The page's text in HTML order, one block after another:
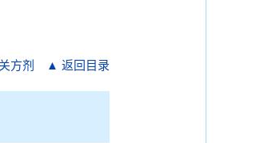
方剂 ▲ 返回目录